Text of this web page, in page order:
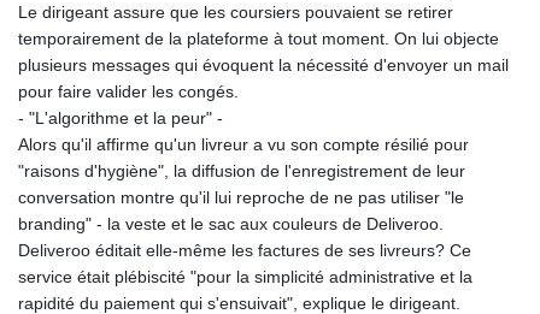
Le dirigeant assure que les coursiers pouvaient se retirer
temporairement de la plateforme à tout moment. On lui objecte
plusieurs messages qui évoquent la nécessité d'envoyer un mail
pour faire valider les congés.
- "L'algorithme et la peur" -
Alors qu'il affirme qu'un livreur a vu son compte résilié pour
"raisons d'hygiène", la diffusion de l'enregistrement de leur
conversation montre qu'il lui reproche de ne pas utiliser "le
branding" - la veste et le sac aux couleurs de Deliveroo.
Deliveroo éditait elle-même les factures de ses livreurs? Ce
service était plébiscité "pour la simplicité administrative et la
rapidité du paiement qui s'ensuivait", explique le dirigeant.